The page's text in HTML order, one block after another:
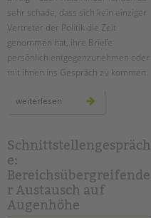
sehr schade, dass sich kein einziger
Vertreter der Politik die Zeit
genommen hat, ihre Briefe
persönlich entgegenzunehmen oder
mit ihnen ins Gespräch zu kommen.
weiterlesen
die
kinder:
an
kai
wegner
Schnittstellengespräch
e:
Bereichsübergreifende
r Austausch auf
Augenhöhe